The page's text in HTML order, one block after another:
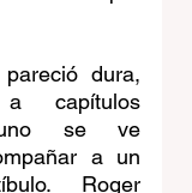
dura,
capítulos
uno se ve
a un
Roger